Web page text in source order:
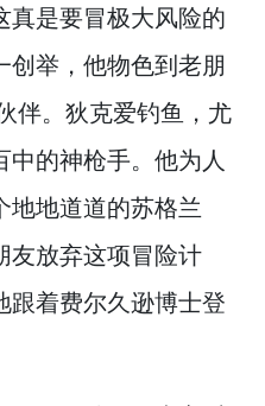
真是要冒极大风险的
举， 他物色到老朋
。 狄克爱钓鱼， 尤
的神枪手。 他为人
地地道道的苏格兰
友放弃这项冒险计
跟着费尔久逊博士登